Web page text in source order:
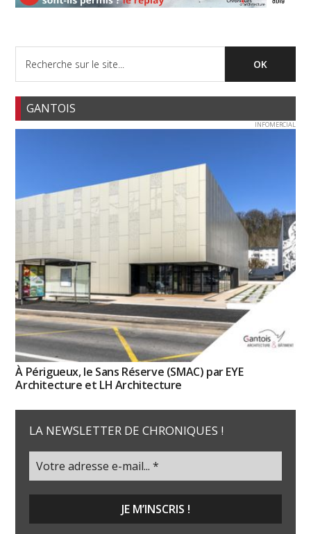
GANTOIS
INFOMERCIAL
À Périgueux, le Sans Réserve (SMAC) par EYE
Architecture et LH Architecture
LA NEWSLETTER DE CHRONIQUES !